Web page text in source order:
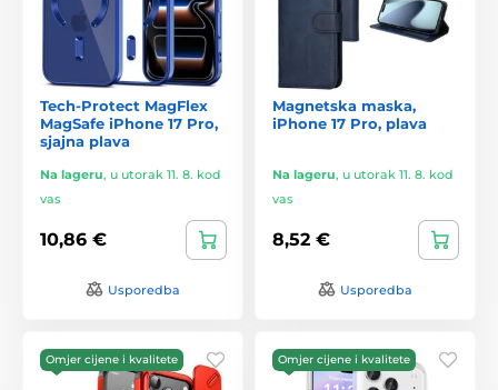
Tech-Protect MagFlex
MagSafe iPhone 17 Pro,
sjajna plava
Na lageru, u utorak 11. 8. kod
vas
10,86 €
Usporedba
Magnetska maska,
iPhone 17 Pro, plava
Na lageru, u utorak 11. 8. kod
vas
8,52 €
Usporedba
Omjer cijene i kvalitete Omjer cijene i kvalitete